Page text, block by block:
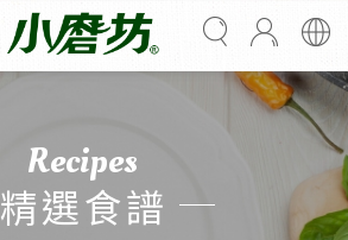
Recipes
精選食譜